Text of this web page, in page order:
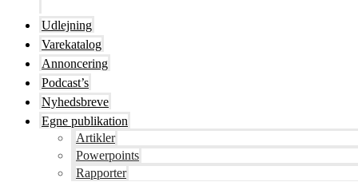
Udlejning
Varekatalog
Annoncering
Podcast’s
Nyhedsbreve
Egne publikation
Artikler
Powerpoints
Rapporter